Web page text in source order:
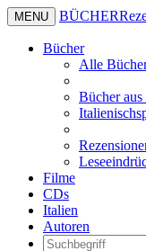
MENU BÜCHER
Bücher
Alle
Bücher
Filme
CDs
Italien
Autoren